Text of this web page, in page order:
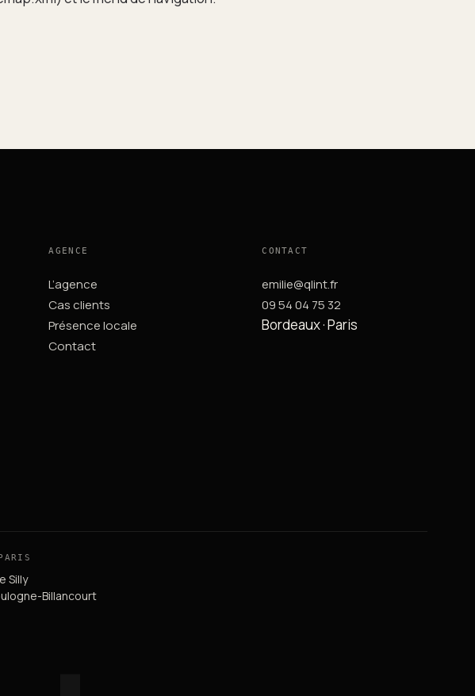
AGENCE
L’agence
Cas clients
Présence locale
Contact
CONTACT
emilie@qlint.fr
09 54 04 75 32
Bordeaux · Paris
Silly
Billancourt